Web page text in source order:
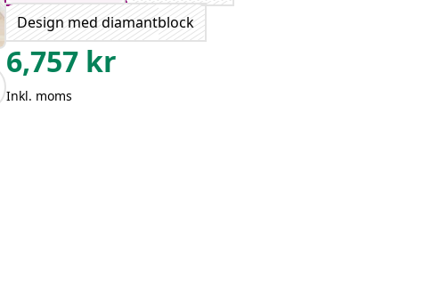
Design med diamantblock
6,757 kr
Inkl. moms